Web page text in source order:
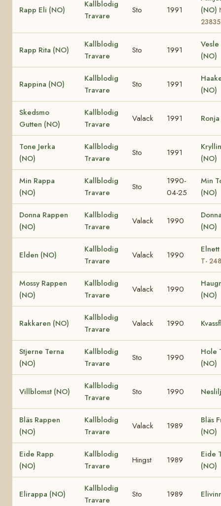
Rapp Eli (NO)
Kallblodig
Travare
Sto 1991
(NO)
23835
Rapp Rita (NO)
Kallblodig
Travare
Sto 1991
Vesle
(NO)
Rappina (NO)
Kallblodig
Travare
Sto 1991
(NO)
Skedsmo
Gutten (NO)
Kallblodig
Travare
Valack 1991
Tone Jerka
(NO)
Kallblodig
Travare
Sto 1991
(NO)
Min Rappa
(NO)
Kallblodig
Travare
Sto
1990-
04-25
Min
(NO)
Donna Rappen
(NO)
Kallblodig
Travare
Valack 1990
(NO)
Elden (NO)
Kallblodig
Travare
Valack 1990
T-
Mossy Rappen
(NO)
Kallblodig
Travare
Valack 1990
(NO)
Rakkaren (NO)
Kallblodig
Travare
Valack 1990
Stjerne Terna
(NO)
Kallblodig
Travare
Sto 1990
Hole
(NO)
Villblomst (NO)
Kallblodig
Travare
Sto 1990
Bläs Rappen
(NO)
Kallblodig
Travare
Valack 1989
Bläs
(NO)
Eide Rapp
(NO)
Kallblodig
Travare
Hingst 1989
Eide
(NO)
Elirappa (NO)
Kallblodig
Travare
Sto 1989